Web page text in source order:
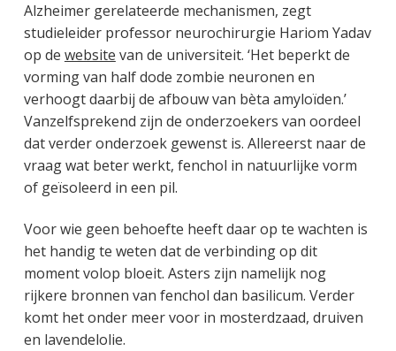
Alzheimer gerelateerde mechanismen, zegt
studieleider professor neurochirurgie Hariom Yadav
op de website van de universiteit. ‘Het beperkt de
vorming van half dode zombie neuronen en
verhoogt daarbij de afbouw van bèta amyloïden.’
Vanzelfsprekend zijn de onderzoekers van oordeel
dat verder onderzoek gewenst is. Allereerst naar de
vraag wat beter werkt, fenchol in natuurlijke vorm
of geïsoleerd in een pil.
Voor wie geen behoefte heeft daar op te wachten is
het handig te weten dat de verbinding op dit
moment volop bloeit. Asters zijn namelijk nog
rijkere bronnen van fenchol dan basilicum. Verder
komt het onder meer voor in mosterdzaad, druiven
en lavendelolie.